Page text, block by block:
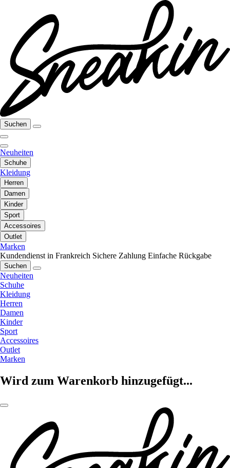
Suchen
Neuheiten
Schuhe
Kleidung
Herren
Damen
Kinder
Sport
Accessoires
Outlet
Marken
Kundendienst in Frankreich Sichere Zahlung Einfache Rückgabe
Suchen
Neuheiten
Schuhe
Kleidung
Herren
Damen
Kinder
Sport
Accessoires
Outlet
Marken
Wird zum Warenkorb hinzugefügt...